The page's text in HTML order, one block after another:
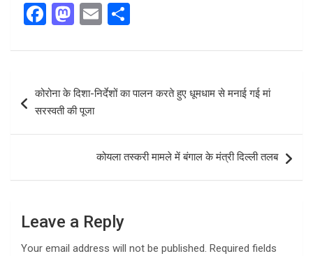
F
ce
b
o
M
st
o
d
o
E
ail ar
navigation
कोरोना के दिशा-निर्देशों का पालन करते हुए धूमधाम से मनाई गई मां
सरस्वती की पूजा
कोयला तस्करी मामले में बंगाल के मंत्री दिल्ली तलब
Leave a Reply
Your email address will not be published. Required fields